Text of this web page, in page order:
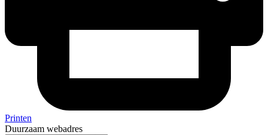
Printen
Duurzaam webadres